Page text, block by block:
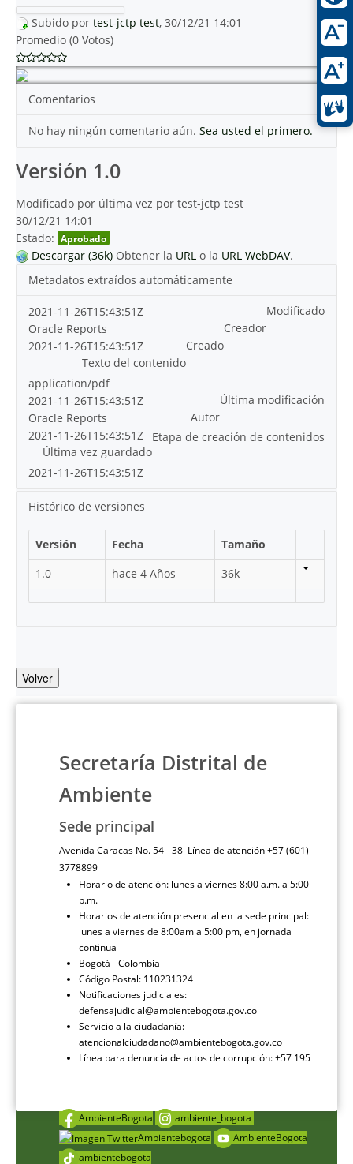
Subido por test-jctp test, 30/12/21 14:01
Promedio (0 Votos)
Comentarios
No hay ningún comentario aún. Sea usted el primero.
Versión 1.0
Modificado por última vez por test-jctp test
30/12/21 14:01
Estado: Aprobado
Descargar (36k) Obtener la URL o la URL WebDAV.
Metadatos extraídos automáticamente
Modificado
2021-11-26T15:43:51Z
Creador
Oracle Reports
Creado
2021-11-26T15:43:51Z
Texto del contenido
application/pdf
Última modificación
2021-11-26T15:43:51Z
Autor
Oracle Reports
Etapa de creación de contenidos
2021-11-26T15:43:51Z
Última vez guardado
2021-11-26T15:43:51Z
Histórico de versiones
Versión Fecha
Tamaño
1.0
hace 4 Años 36k
Volver
Secretaría Distrital de
Ambiente
Sede principal
Avenida Caracas No. 54 - 38 Línea de atención +57 (601)
3778899
Horario de atención: lunes a viernes 8:00 a.m. a 5:00
p.m.
Horarios de atención presencial en la sede principal:
lunes a viernes de 8:00am a 5:00 pm, en jornada
continua
Bogotá - Colombia
Código Postal: 110231324
Notificaciones judiciales:
defensajudicial@ambientebogota.gov.co
Servicio a la ciudadanía:
atencionalciudadano@ambientebogota.gov.co
Línea para denuncia de actos de corrupción: +57 195
AmbienteBogota
ambiente_bogota
Ambientebogota
AmbienteBogota
ambientebogota